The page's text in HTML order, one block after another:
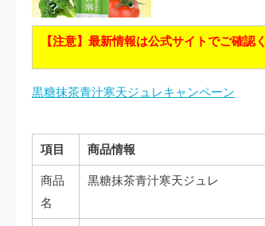
【注意】最新情報は公式サイトでご確認
黒糖抹茶青汁寒天ジュレキャンペーン
項目 商品情報
商品
名
黒糖抹茶青汁寒天ジュレ